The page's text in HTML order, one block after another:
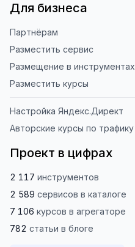
Для бизнеса
Партнёрам
Разместить сервис
Размещение в инструментах
Разместить курсы
Настройка Яндекс.Директ
Авторские курсы по трафику
Проект в цифрах
2 117 инструментов
2 589 сервисов в каталоге
7 106 курсов в агрегаторе
782 статьи в блоге